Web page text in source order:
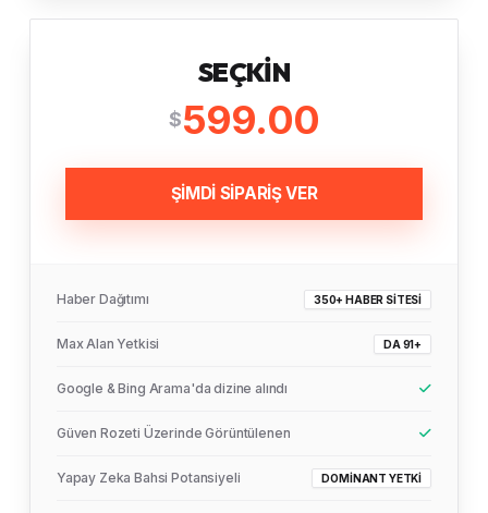
SEÇKIN
$599.00
ŞİMDİ SİPARİŞ VER
Haber Dağıtımı 350+ HABER SITESI
Max Alan Yetkisi DA 91+
Google & Bing Arama'da dizine alındı
Güven Rozeti Üzerinde Görüntülenen
Yapay Zeka Bahsi Potansiyeli DOMINANT YETKI